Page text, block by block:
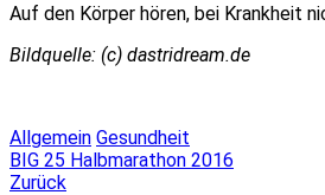
Auf den Körper hören, bei Krankheit
Bildquelle: (c) dastridream.de
Allgemein Gesundheit
Beitragsnavigation
BIG 25 Halbmarathon 2016
Zurück